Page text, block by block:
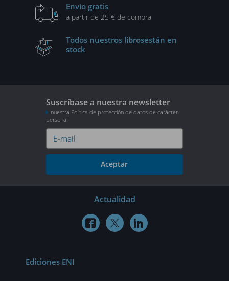
Envío gratis
a partir de 25 € de compra
Todos nuestros librosestán en
stock
Suscríbase a nuestra newsletter
nuestra Política de protección de datos de carácter
personal
Aceptar
Actualidad
  
Ediciones ENI